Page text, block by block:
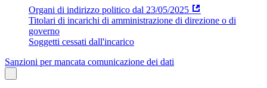
Organi di indirizzo politico dal 23/05/2025
Titolari di incarichi di amministrazione di direzione o di
governo
Soggetti cessati dall'incarico
Sanzioni per mancata comunicazione dei dati